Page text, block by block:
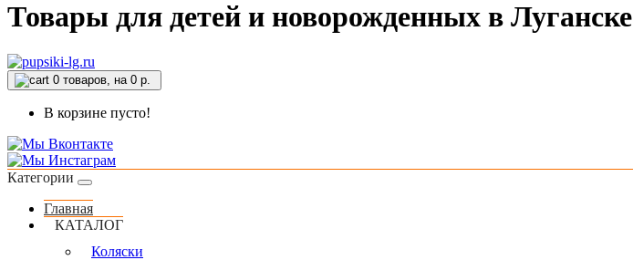
Товары для детей и новорожденных в Луганске
0 товаров, на 0 р.
В корзине пусто!
Категории
Главная
КАТАЛОГ
Коляски